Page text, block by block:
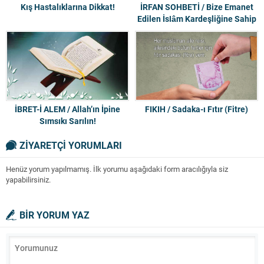
Kış Hastalıklarına Dikkat!
İRFAN SOHBETİ / Bize Emanet
Edilen İslâm Kardeşliğine Sahip
Çıkalım
İBRET-İ ALEM / Allah’ın İpine
Sımsıkı Sarılın!
FIKIH / Sadaka-ı Fıtır (Fitre)
ZİYARETÇİ YORUMLARI
Henüz yorum yapılmamış. İlk yorumu aşağıdaki form aracılığıyla siz
yapabilirsiniz.
BİR YORUM YAZ